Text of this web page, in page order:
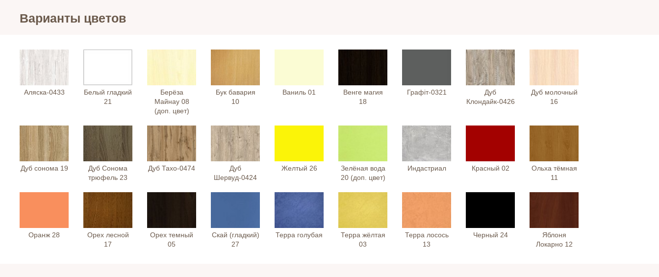
Варианты цветов
Аляска-0433
Белый гладкий
21
Берёза
Майнау 08
(доп. цвет)
Бук бавария
10
Ваниль 01
Венге магия
18
Графіт-0321
Дуб
Клондайк-0426
Дуб молочный
16
Дуб сонома 19
Дуб Сонома
трюфель 23
Дуб Тахо-0474
Дуб
Шервуд-0424
Желтый 26
Зелёная вода
20 (доп. цвет)
Индастриал Красный 02
Ольха тёмная
11
Оранж 28
Орех лесной
17
Орех темный
05
Скай (гладкий)
27
Терра голубая
Терра жёлтая
03
Терра лосось
13
Черный 24
Яблоня
Локарно 12